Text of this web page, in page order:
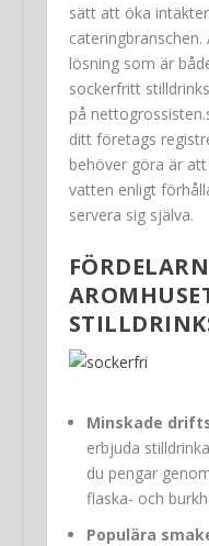
sätt att öka
lösning som är
sockerfritt
på
ditt företags
behöver göra är
vatten enligt
servera sig själva.
Minskade
erbjuda
du pengar
flaska- och
Populära